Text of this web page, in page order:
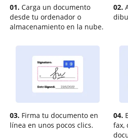
01. Carga un documento
desde tu ordenador o
almacenamiento en la nube.
02.
03. Firma tu documento en
línea en unos pocos clics.
04.
fax,